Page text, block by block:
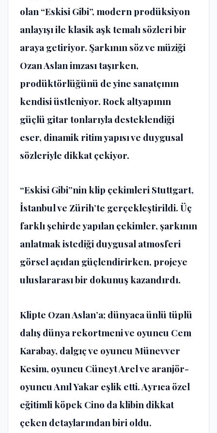
olan “Eskisi Gibi”, modern prodüksiyon
anlayışı ile klasik aşk temalı sözleri bir
araya getiriyor. Şarkının söz ve müziği
Ozan Aslan imzası taşırken,
prodüktörlüğünü de yine sanatçının
kendisi üstleniyor. Rock altyapının
güçlü gitar tonlarıyla desteklendiği
eser, dinamik ritim yapısı ve duygusal
sözleriyle dikkat çekiyor.
“Eskisi Gibi”nin klip çekimleri Stuttgart,
İstanbul ve Zürih’te gerçekleştirildi. Üç
farklı şehirde yapılan çekimler, şarkının
anlatmak istediği duygusal atmosferi
görsel açıdan güçlendirirken, projeye
uluslararası bir dokunuş kazandırdı.
Klipte Ozan Aslan’a; dünyaca ünlü tüplü
dalış dünya rekortmeni ve oyuncu Cem
Karabay, dalgıç ve oyuncu Münevver
Kesim, oyuncu Cüneyt Arel ve aranjör-
oyuncu Anıl Yakar eşlik etti. Ayrıca özel
eğitimli köpek Cino da klibin dikkat
çeken detaylarından biri oldu.